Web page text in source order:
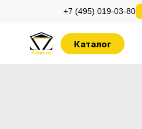
+7 (495) 019-03-80
Каталог